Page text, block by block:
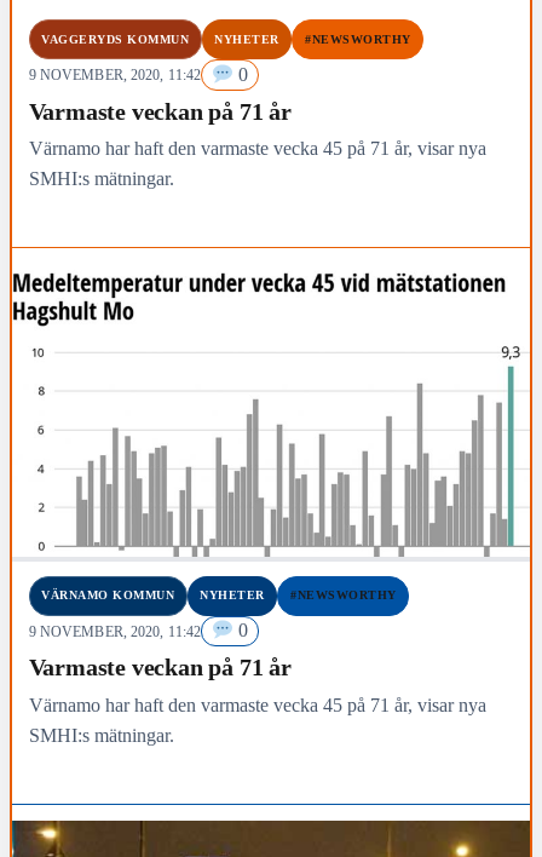
VAGGERYDS KOMMUN NYHETER #NEWSWORTHY
9 NOVEMBER, 2020, 11:42 0
Varmaste veckan på 71 år
Värnamo har haft den varmaste vecka 45 på 71 år, visar nya
SMHI:s mätningar.
VÄRNAMO KOMMUN NYHETER #NEWSWORTHY
9 NOVEMBER, 2020, 11:42 0
Varmaste veckan på 71 år
Värnamo har haft den varmaste vecka 45 på 71 år, visar nya
SMHI:s mätningar.